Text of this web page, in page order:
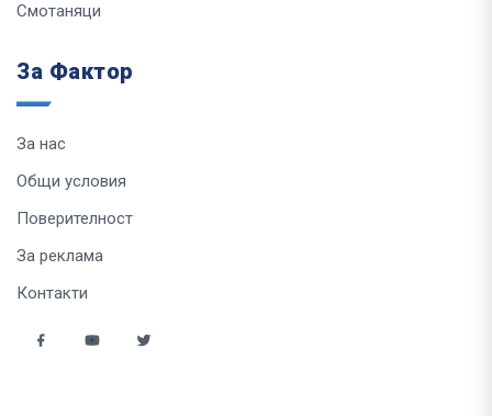
Смотаняци
За Фактор
За нас
Общи условия
Поверителност
За реклама
Контакти